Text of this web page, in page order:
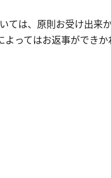
ては、原則お受け出来
ってはお返事ができ